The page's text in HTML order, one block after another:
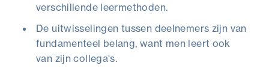
verschillende leermethoden.
De uitwisselingen tussen deelnemers zijn van
fundamenteel belang, want men leert ook
van zijn collega's.